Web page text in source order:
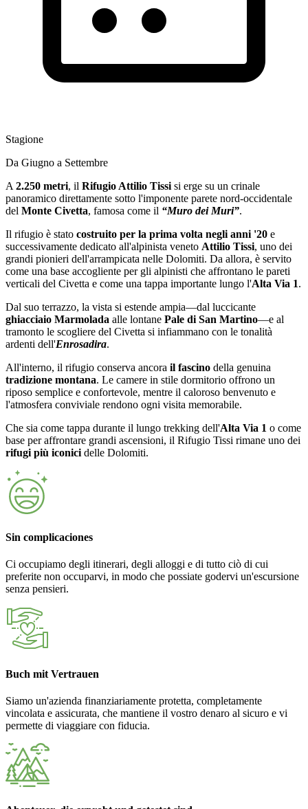
Stagione
Da Giugno a Settembre
A 2.250 metri, il Rifugio Attilio Tissi si erge su un crinale
panoramico direttamente sotto l'imponente parete nord-occidentale
del Monte Civetta, famosa come il “Muro dei Muri”.
Il rifugio è stato costruito per la prima volta negli anni '20 e
successivamente dedicato all'alpinista veneto Attilio Tissi, uno dei
grandi pionieri dell'arrampicata nelle Dolomiti. Da allora, è servito
come una base accogliente per gli alpinisti che affrontano le pareti
verticali del Civetta e come una tappa importante lungo l'Alta Via 1.
Dal suo terrazzo, la vista si estende ampia—dal luccicante
ghiacciaio Marmolada alle lontane Pale di San Martino—e al
tramonto le scogliere del Civetta si infiammano con le tonalità
ardenti dell'Enrosadira.
All'interno, il rifugio conserva ancora il fascino della genuina
tradizione montana. Le camere in stile dormitorio offrono un
riposo semplice e confortevole, mentre il caloroso benvenuto e
l'atmosfera conviviale rendono ogni visita memorabile.
Che sia come tappa durante il lungo trekking dell'Alta Via 1 o come
base per affrontare grandi ascensioni, il Rifugio Tissi rimane uno dei
rifugi più iconici delle Dolomiti.
Sin complicaciones
Ci occupiamo degli itinerari, degli alloggi e di tutto ciò di cui
preferite non occuparvi, in modo che possiate godervi un'escursione
senza pensieri.
Buch mit Vertrauen
Siamo un'azienda finanziariamente protetta, completamente
vincolata e assicurata, che mantiene il vostro denaro al sicuro e vi
permette di viaggiare con fiducia.